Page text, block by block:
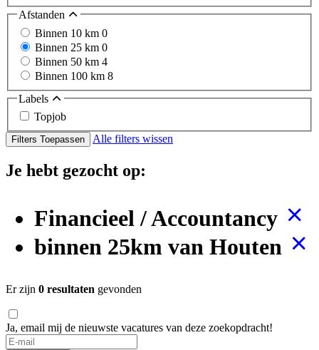
Afstanden
Binnen 10 km 0
Binnen 25 km 0
Binnen 50 km 4
Binnen 100 km 8
Labels
Topjob
Filters Toepassen Alle filters wissen
Je hebt gezocht op:
Financieel / Accountancy
binnen 25km van Houten
Er zijn 0 resultaten gevonden
Ja, email mij de nieuwste vacatures van deze zoekopdracht!